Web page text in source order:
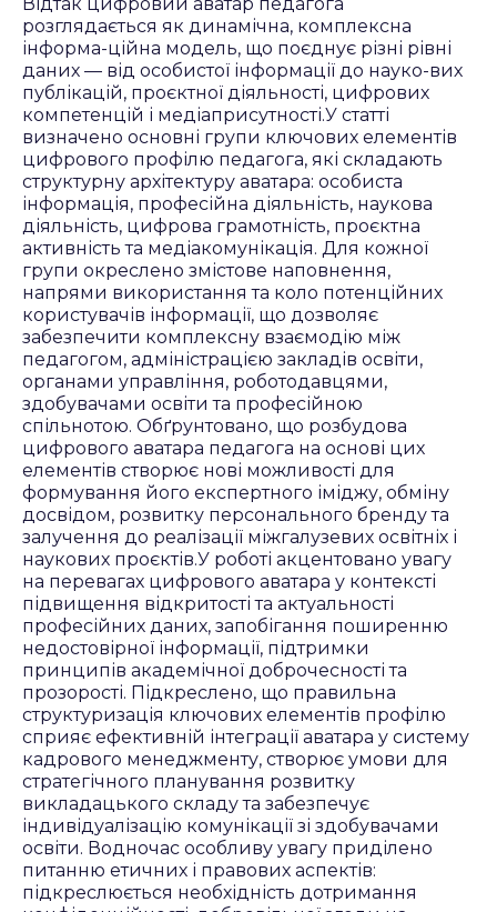
розглядається як динамічна, комплексна
інформа-ційна модель, що поєднує різні рівні
даних — від особистої інформації до науко-вих
публікацій, проєктної діяльності, цифрових
компетенцій і медіаприсутності.У статті
визначено основні групи ключових елементів
цифрового профілю педагога, які складають
структурну архітектуру аватара: особиста
інформація, професійна діяльність, наукова
діяльність, цифрова грамотність, проєктна
активність та медіакомунікація. Для кожної
групи окреслено змістове наповнення,
напрями використання та коло потенційних
користувачів інформації, що дозволяє
забезпечити комплексну взаємодію між
педагогом, адміністрацією закладів освіти,
органами управління, роботодавцями,
здобувачами освіти та професійною
спільнотою. Обґрунтовано, що розбудова
цифрового аватара педагога на основі цих
елементів створює нові можливості для
формування його експертного іміджу, обміну
досвідом, розвитку персонального бренду та
залучення до реалізації міжгалузевих освітніх і
наукових проєктів.У роботі акцентовано увагу
на перевагах цифрового аватара у контексті
підвищення відкритості та актуальності
професійних даних, запобігання поширенню
недостовірної інформації, підтримки
принципів академічної доброчесності та
прозорості. Підкреслено, що правильна
структуризація ключових елементів профілю
сприяє ефективній інтеграції аватара у систему
кадрового менеджменту, створює умови для
стратегічного планування розвитку
викладацького складу та забезпечує
індивідуалізацію комунікації зі здобувачами
освіти. Водночас особливу увагу приділено
питанню етичних і правових аспектів:
підкреслюється необхідність дотримання